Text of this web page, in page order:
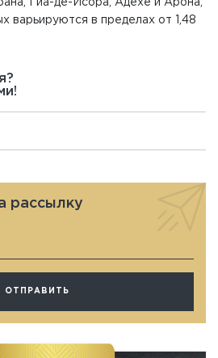
Гиа-де-Исора, Адехе и Арона,
варьируются в пределах от 1,48
рассылку